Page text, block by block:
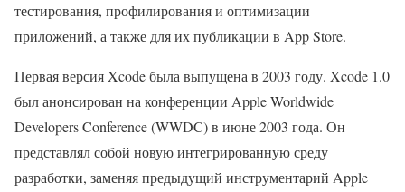
тестирования, профилирования и оптимизации
приложений, а также для их публикации в App Store.
Первая версия Xcode была выпущена в 2003 году. Xcode 1.0
был анонсирован на конференции Apple Worldwide
Developers Conference (WWDC) в июне 2003 года. Он
представлял собой новую интегрированную среду
разработки, заменяя предыдущий инструментарий Apple